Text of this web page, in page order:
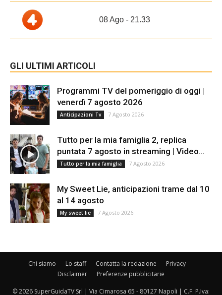
08 Ago - 21.33
GLI ULTIMI ARTICOLI
Programmi TV del pomeriggio di oggi |
venerdì 7 agosto 2026
Anticipazioni Tv 7 Agosto 2026
Tutto per la mia famiglia 2, replica
puntata 7 agosto in streaming | Video...
Tutto per la mia famiglia 7 Agosto 2026
My Sweet Lie, anticipazioni trame dal 10
al 14 agosto
My sweet lie 7 Agosto 2026
Chi siamo Lo staff Contatta la redazione
Privacy
Disclaimer
Preferenze pubblicitarie
© 2026 SuperGuidaTV Srl | Via Cimarosa 65 - 80127 Napoli | C.F. P.Iva: